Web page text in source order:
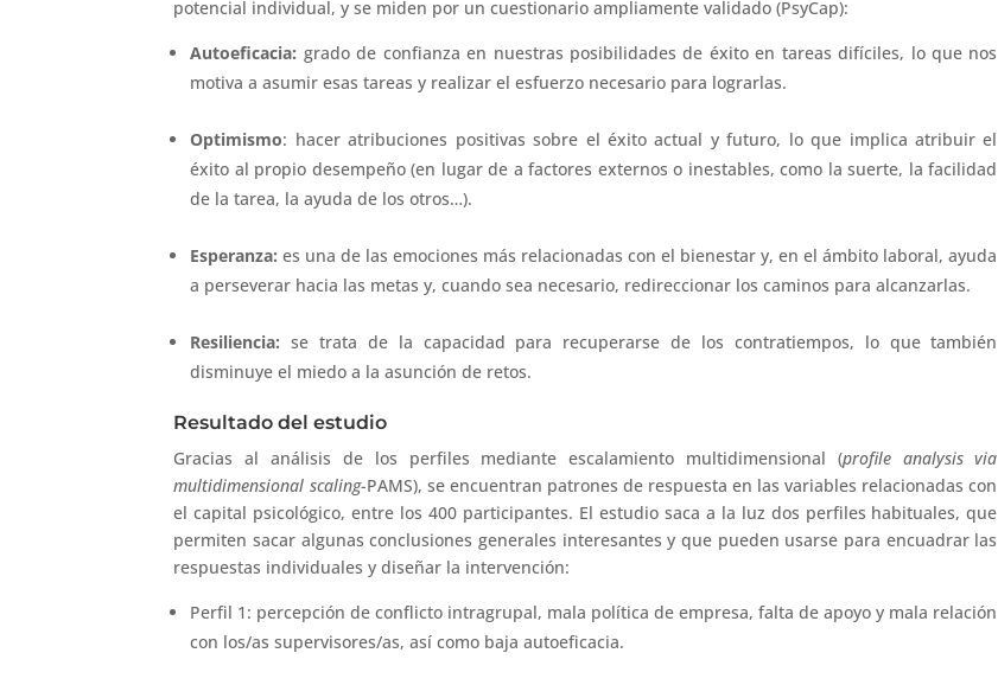
potencial individual, y se miden por un cuestionario ampliamente validado (PsyCap):
Autoeficacia: grado de confianza en nuestras posibilidades de éxito en tareas difíciles, lo que nos
motiva a asumir esas tareas y realizar el esfuerzo necesario para lograrlas.
Optimismo: hacer atribuciones positivas sobre el éxito actual y futuro, lo que implica atribuir el
éxito al propio desempeño (en lugar de a factores externos o inestables, como la suerte, la facilidad
de la tarea, la ayuda de los otros…).
Esperanza: es una de las emociones más relacionadas con el bienestar y, en el ámbito laboral, ayuda
a perseverar hacia las metas y, cuando sea necesario, redireccionar los caminos para alcanzarlas.
Resiliencia: se trata de la capacidad para recuperarse de los contratiempos, lo que también
disminuye el miedo a la asunción de retos.
Resultado del estudio
Gracias al análisis de los perfiles mediante escalamiento multidimensional (profile analysis via
multidimensional scaling-PAMS), se encuentran patrones de respuesta en las variables relacionadas con
el capital psicológico, entre los 400 participantes. El estudio saca a la luz dos perfiles habituales, que
permiten sacar algunas conclusiones generales interesantes y que pueden usarse para encuadrar las
respuestas individuales y diseñar la intervención:
Perfil 1: percepción de conflicto intragrupal, mala política de empresa, falta de apoyo y mala relación
con los/as supervisores/as, así como baja autoeficacia.